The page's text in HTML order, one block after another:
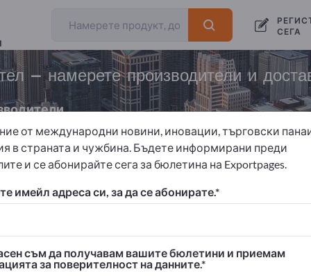
СЕГА
– намерете производители и
Компоненти от CNC огъната тел
контакти >> започнете оттук
и продуктите ви на Exportpages.
от международни новини, иновации, търговски
в страната и чужбина. Бъдете информирани преди
и се абонирайте сега за бюлетина на Exportpages.
имейл адреса си, за да се абонирате.
съм да получавам вашите бюлетини и приемам
за поверителност на данните.